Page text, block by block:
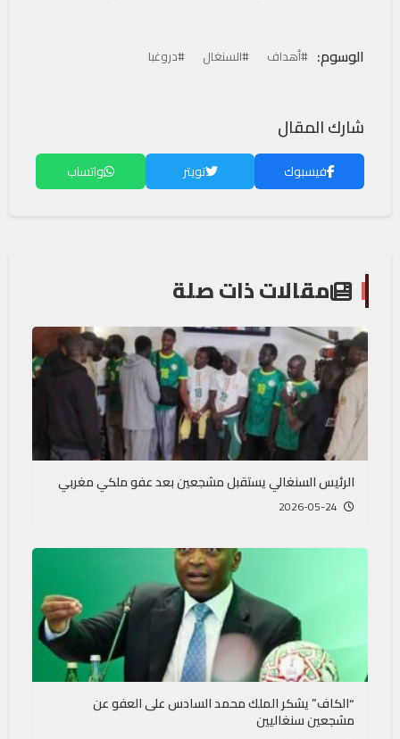
الوسوم: #أهداف #السنغال #دروغبا
شارك المقال
فيسبوك تويتر واتساب
مقالات ذات صلة
الرئيس السنغالي يستقبل مشجعين بعد عفو ملكي مغربي
“الكاف” يشكر الملك محمد السادس على العفو عن
مشجعين سنغاليين